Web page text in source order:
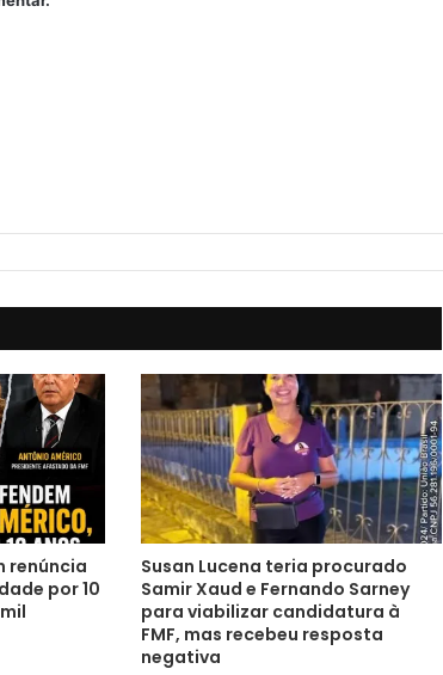
renúncia
por 10
Susan Lucena teria procurado
Samir Xaud e Fernando Sarney
para viabilizar candidatura à
FMF, mas recebeu resposta
negativa